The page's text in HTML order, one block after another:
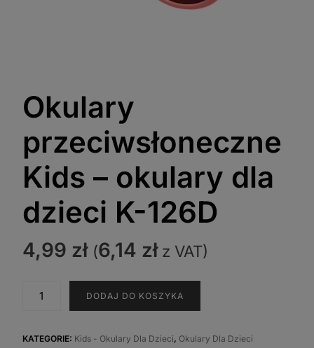
Okulary
przeciwsłoneczne
Kids – okulary dla
dzieci K-126D
4,99 zł (6,14 złz VAT)
Kids
DODAJ DO KOSZYKA
KATEGORIE: Kids - Okulary Dla Dzieci, Okulary Dla Dzieci